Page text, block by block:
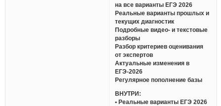
на все варианты ЕГЭ 2026
Реальные варианты прошлых и
текущих диагностик
Подробные видео- и текстовые
разборы
Разбор критериев оценивания
от экспертов
Актуальные изменения в
ЕГЭ-2026
Регулярное пополнение базы
ВНУТРИ:
• Реальные варианты ЕГЭ 2026